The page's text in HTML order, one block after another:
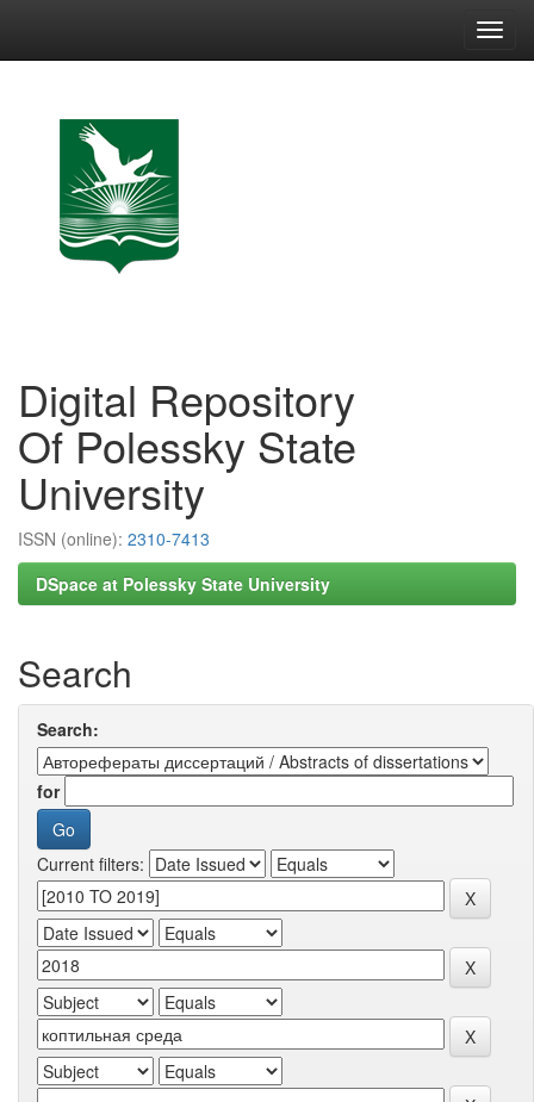
Digital Repository
Of Polessky State
University
ISSN (online): 2310-7413
DSpace at Polessky State University
Search
Search:
for
Current filters: